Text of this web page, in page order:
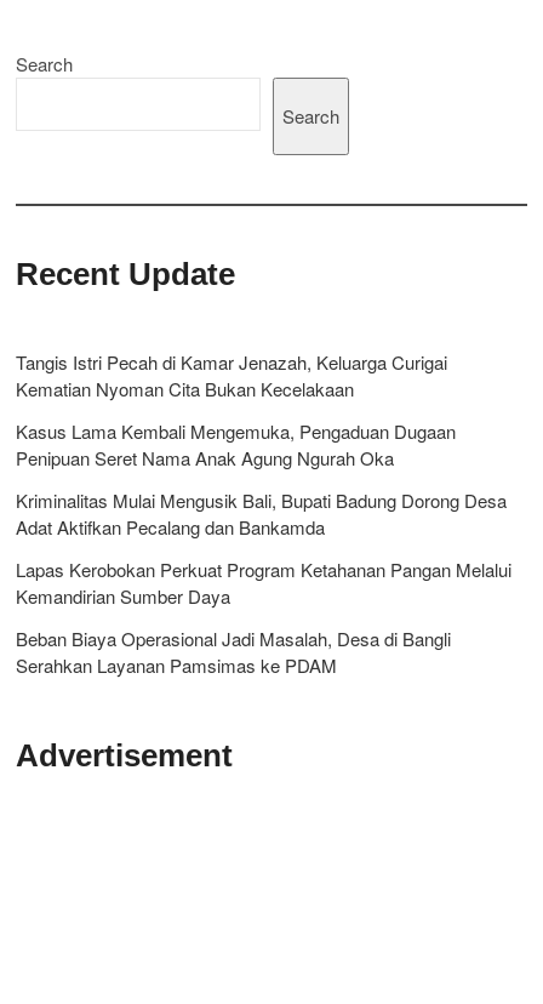
Search
Search
Recent Update
Tangis Istri Pecah di Kamar Jenazah, Keluarga Curigai
Kematian Nyoman Cita Bukan Kecelakaan
Kasus Lama Kembali Mengemuka, Pengaduan Dugaan
Penipuan Seret Nama Anak Agung Ngurah Oka
Kriminalitas Mulai Mengusik Bali, Bupati Badung Dorong Desa
Adat Aktifkan Pecalang dan Bankamda
Lapas Kerobokan Perkuat Program Ketahanan Pangan Melalui
Kemandirian Sumber Daya
Beban Biaya Operasional Jadi Masalah, Desa di Bangli
Serahkan Layanan Pamsimas ke PDAM
Advertisement